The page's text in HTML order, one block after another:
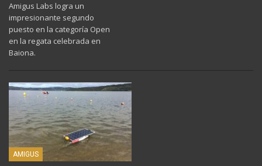
Amigus Labs logra un
impresionante segundo
puesto en la categoría Open
en la regata celebrada en
Baiona.
AMIGUS